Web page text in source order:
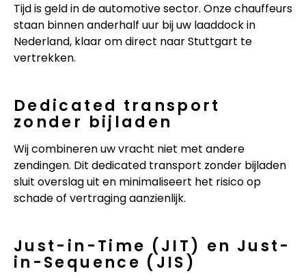
Tijd is geld in de automotive sector. Onze chauffeurs
staan binnen anderhalf uur bij uw laaddock in
Nederland, klaar om direct naar Stuttgart te
vertrekken.
Dedicated transport
zonder bijladen
Wij combineren uw vracht niet met andere
zendingen. Dit dedicated transport zonder bijladen
sluit overslag uit en minimaliseert het risico op
schade of vertraging aanzienlijk.
Just-in-Time (JIT) en Just-
in-Sequence (JIS)